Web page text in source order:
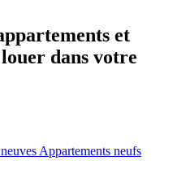
et
dans votre
Appartements neufs